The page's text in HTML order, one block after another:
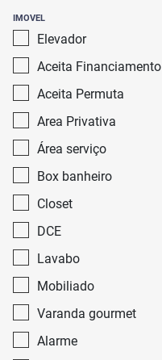
IMOVEL
Elevador
Aceita Financiamento
Aceita Permuta
Area Privativa
Área serviço
Box banheiro
Closet
DCE
Lavabo
Mobiliado
Varanda gourmet
Alarme